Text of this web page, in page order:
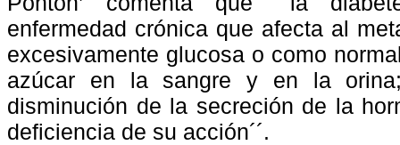
enfermedad crónica que afecta al
excesivamente glucosa o como
azúcar en la sangre y en la
disminución de la secreción de la
deficiencia de su acción´´.